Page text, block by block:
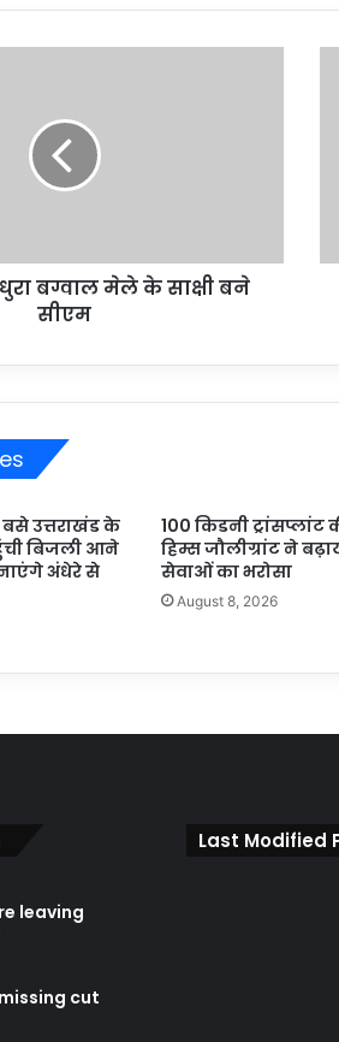
बग्वाल मेले के साक्षी बने
सीएम
उत्तराखंड के
बिजली आने
अंधेरे से
100 किडनी
हिम्स जौलीग्रांट ने
सेवाओं का भरोसा
August 8, 2026
leaving
cut
Last Modified